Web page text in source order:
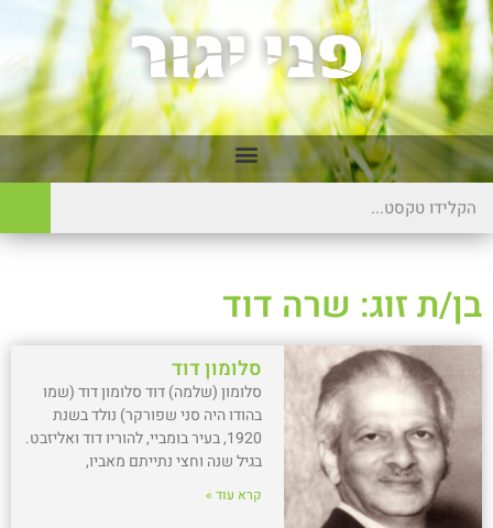
בן/ת זוג: שרה דוד
סלומון דוד
סלומון (שלמה) דוד סלומון דוד (שמו
בהודו היה סני שפורקר) נולד בשנת
1920, בעיר בומביי, להוריו דוד ואליזבט.
בגיל שנה וחצי נתייתם מאביו,
קרא עוד »